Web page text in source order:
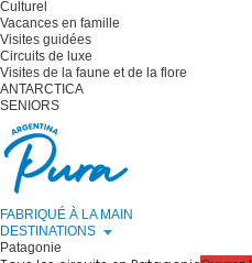
Culturel
Vacances en famille
Visites guidées
Circuits de luxe
Visites de la faune et de la flore
ANTARCTICA
SENIORS
FABRIQUÉ À LA MAIN
DESTINATIONS
Patagonie